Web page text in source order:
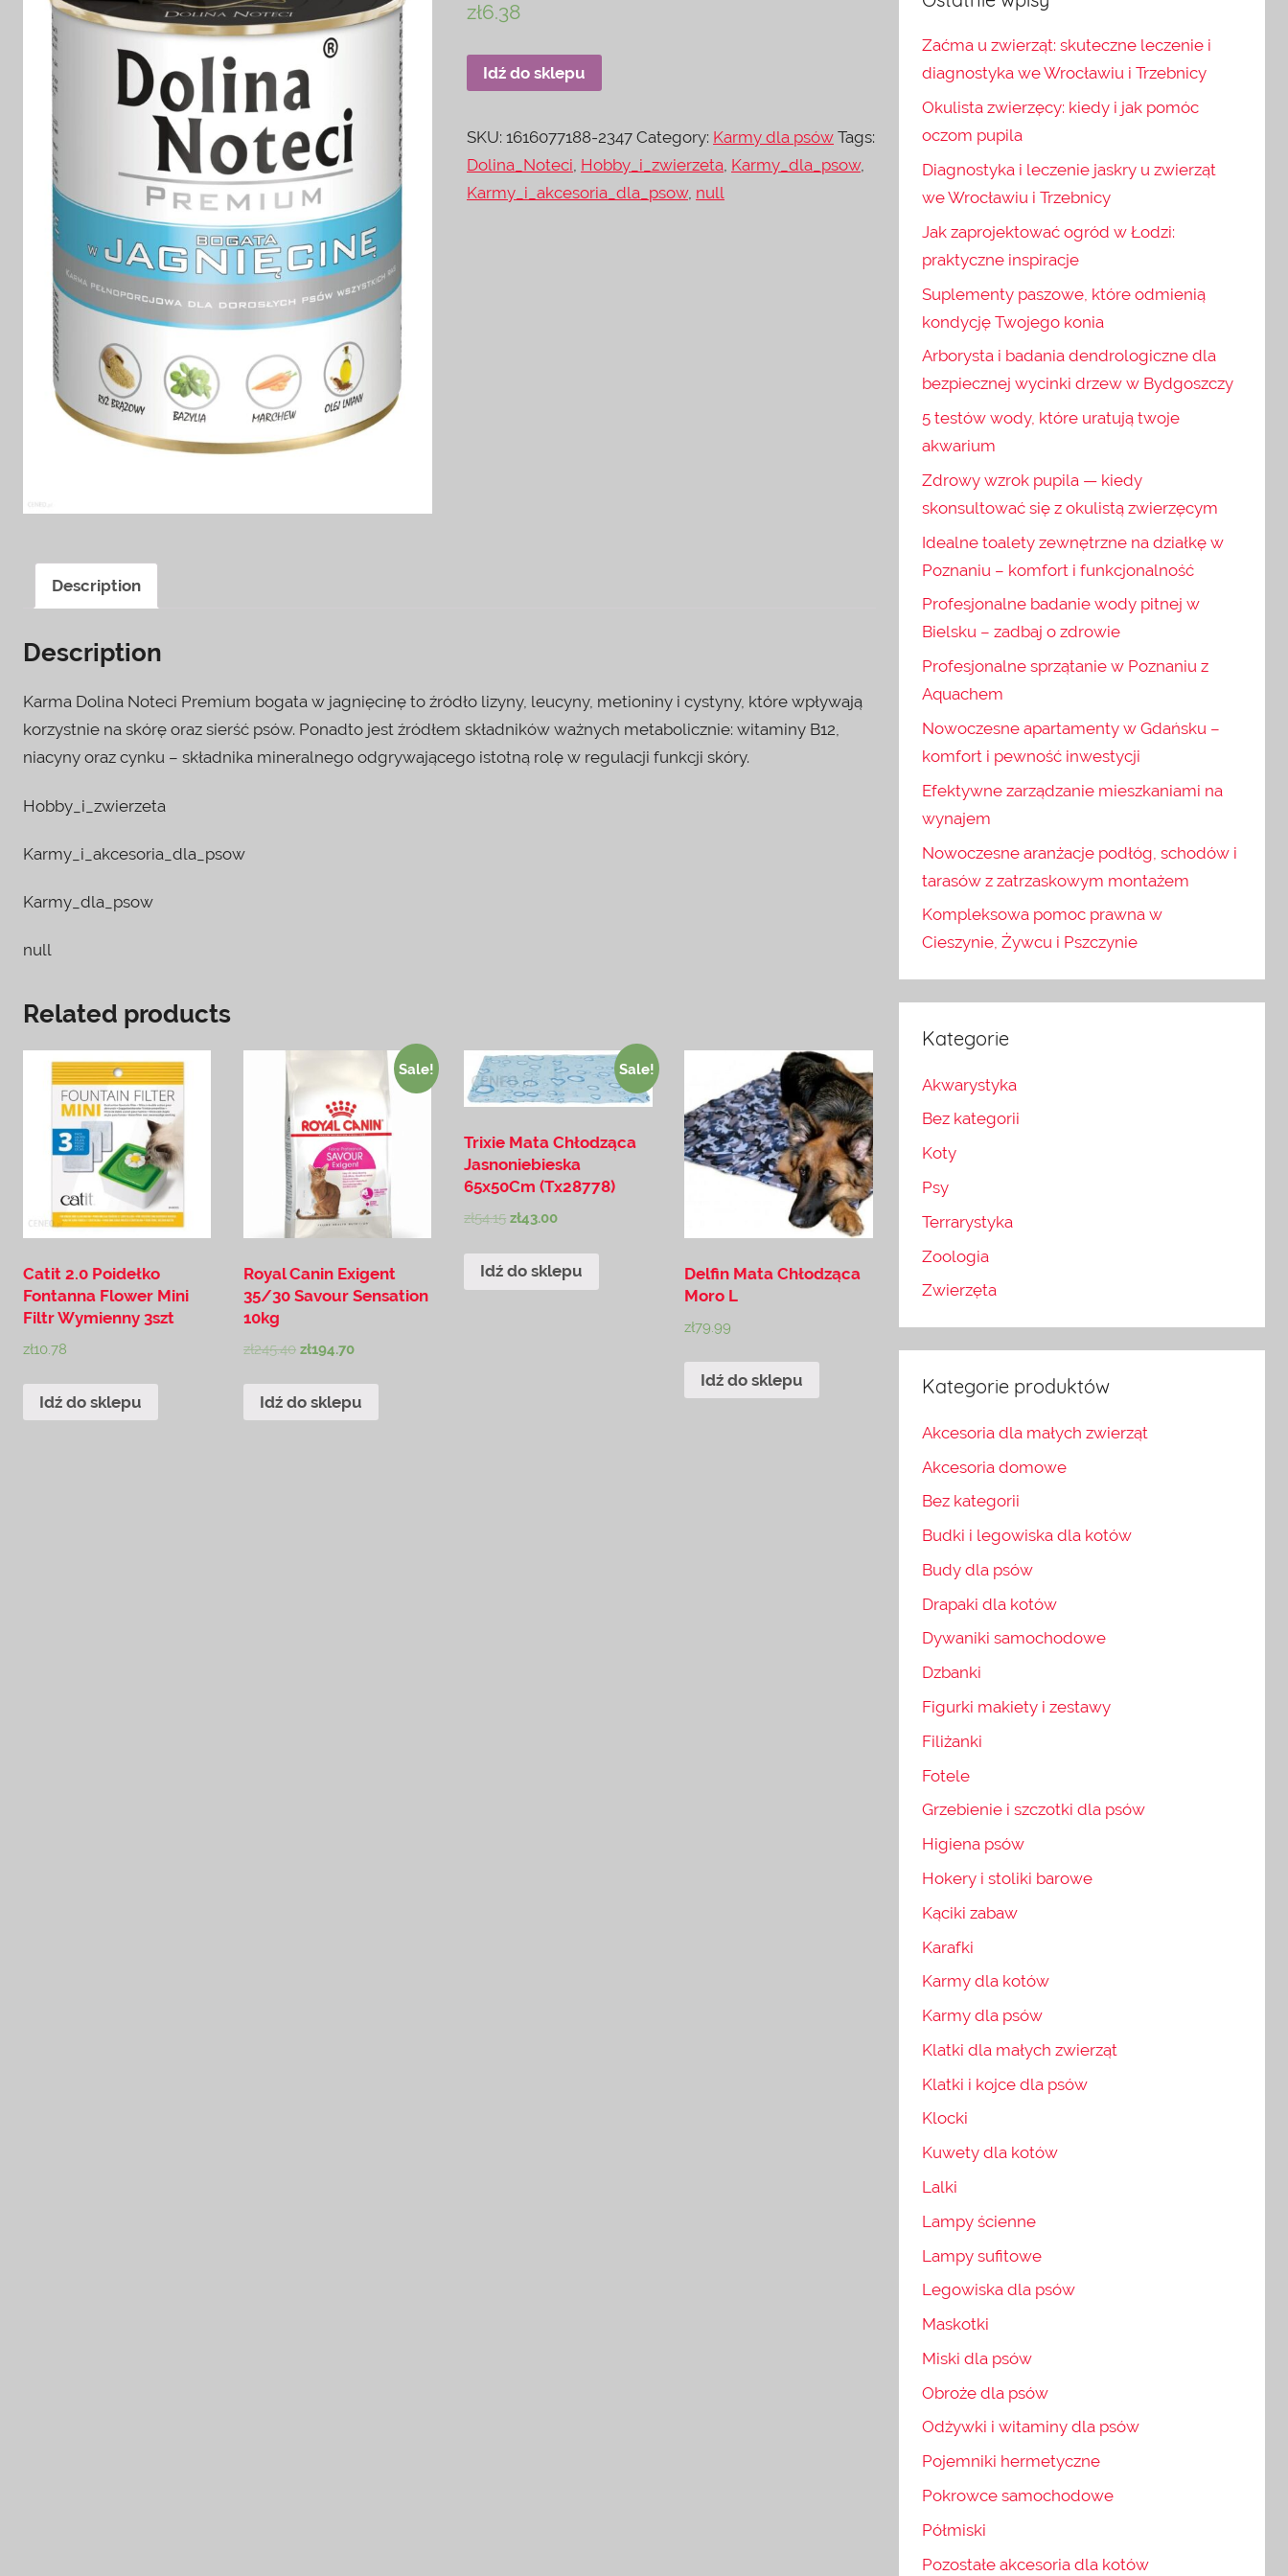
zł6.38
Idź do sklepu
SKU:1616077188-2347 Category: Karmy dla psów Tags:
Dolina_Noteci, Hobby_i_zwierzeta, Karmy_dla_psow,
Karmy_i_akcesoria_dla_psow, null
Description
Description
Karma Dolina Noteci Premium bogata w jagnięcinę to źródło lizyny, leucyny, metioniny i cystyny, które wpływają
korzystnie na skórę oraz sierść psów. Ponadto jest źródłem składników ważnych metabolicznie: witaminy B12,
niacyny oraz cynku – składnika mineralnego odgrywającego istotną rolę w regulacji funkcji skóry.
Hobby_i_zwierzeta
Karmy_i_akcesoria_dla_psow
Karmy_dla_psow
null
Related products
Catit 2.0 Poidełko
Fontanna Flower Mini
Filtr Wymienny 3szt
zł10.78
Idź do sklepu
Sale!
Royal Canin Exigent
35/30 Savour Sensation
10kg
zł245.40 zł194.70
Idź do sklepu
Sale!
Trixie Mata Chłodząca
Jasnoniebieska
65x50Cm (Tx28778)
zł54.15 zł43.00
Idź do sklepu
Delfin Mata Chłodząca
Moro L
zł79.99
Idź do sklepu
Zaćma u zwierząt: skuteczne leczenie i
diagnostyka we Wrocławiu i Trzebnicy
Okulista zwierzęcy: kiedy i jak pomóc
oczom pupila
Diagnostyka i leczenie jaskry u zwierząt
we Wrocławiu i Trzebnicy
Jak zaprojektować ogród w Łodzi:
praktyczne inspiracje
Suplementy paszowe, które odmienią
kondycję Twojego konia
Arborysta i badania dendrologiczne dla
bezpiecznej wycinki drzew w Bydgoszczy
5 testów wody, które uratują twoje
akwarium
Zdrowy wzrok pupila — kiedy
skonsultować się z okulistą zwierzęcym
Idealne toalety zewnętrzne na działkę w
Poznaniu – komfort i funkcjonalność
Profesjonalne badanie wody pitnej w
Bielsku – zadbaj o zdrowie
Profesjonalne sprzątanie w Poznaniu z
Aquachem
Nowoczesne apartamenty w Gdańsku –
komfort i pewność inwestycji
Efektywne zarządzanie mieszkaniami na
wynajem
Nowoczesne aranżacje podłóg, schodów i
tarasów z zatrzaskowym montażem
Kompleksowa pomoc prawna w
Cieszynie, Żywcu i Pszczynie
Kategorie
Akwarystyka
Bez kategorii
Koty
Psy
Terrarystyka
Zoologia
Zwierzęta
Kategorie produktów
Akcesoria dla małych zwierząt
Akcesoria domowe
Bez kategorii
Budki i legowiska dla kotów
Budy dla psów
Drapaki dla kotów
Dywaniki samochodowe
Dzbanki
Figurki makiety i zestawy
Filiżanki
Fotele
Grzebienie i szczotki dla psów
Higiena psów
Hokery i stoliki barowe
Kąciki zabaw
Karafki
Karmy dla kotów
Karmy dla psów
Klatki dla małych zwierząt
Klatki i kojce dla psów
Klocki
Kuwety dla kotów
Lalki
Lampy ścienne
Lampy sufitowe
Legowiska dla psów
Maskotki
Miski dla psów
Obroże dla psów
Odżywki i witaminy dla psów
Pojemniki hermetyczne
Pokrowce samochodowe
Półmiski
Pozostałe akcesoria dla kotów